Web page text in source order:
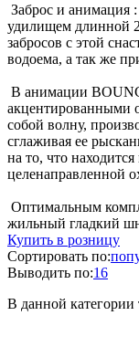
Заброс и анимация
удилищем длинной
забросов с этой
водоема, а так же
В анимации
акцентированными
собой волну,
сглаживая ее
на то, что
целенаправленной
Оптимальным
жильный гладкий
Купить в розницу
Сортировать по:
Выводить по:16
В данной категории